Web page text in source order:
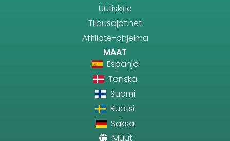
Uutiskirje
Tilausajot.net
Affiliate-ohjelma
MAAT
Espanja
Tanska
Suomi
Ruotsi
Saksa
Muut